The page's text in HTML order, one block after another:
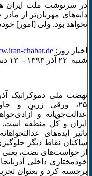
در سرنوشت ملت ایران
دایه‌های مهربان‌تر از
نخواهد بود. ولی [امور]
اخبار روز:chabar.de
شنبه ۲۲ آذر ۱٣۹٣ - ۱٣ دسامبر ۲۰۱۴
۲۵، ورقی زرین و
عدالت‌جویانه و
ایران و کل منطقه است.
تاثیر ایده‌های
ساکنان نقاط دیگر
از خواست‌های نضت، یعنی
خودمختاری داخلی
برجسته کرد و بعنوان